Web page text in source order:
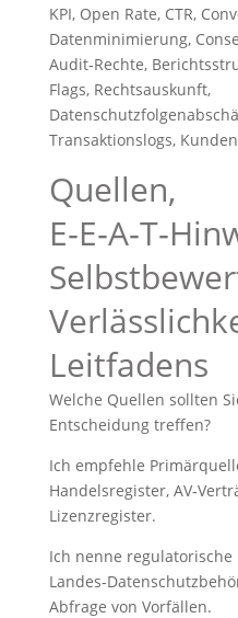
KPI, Open Rate, CTR,
Datenminimierung,
Audit‑Rechte,
Flags, Rechtsauskunft,
Transaktionslogs,
Quellen,
Leitfadens
Welche Quellen sollten
Entscheidung treffen?
Ich empfehle
Handelsregister,
Lizenzregister.
Ich nenne regulatorische
Abfrage von Vorfällen.